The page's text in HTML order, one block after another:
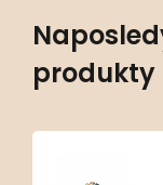
produkty